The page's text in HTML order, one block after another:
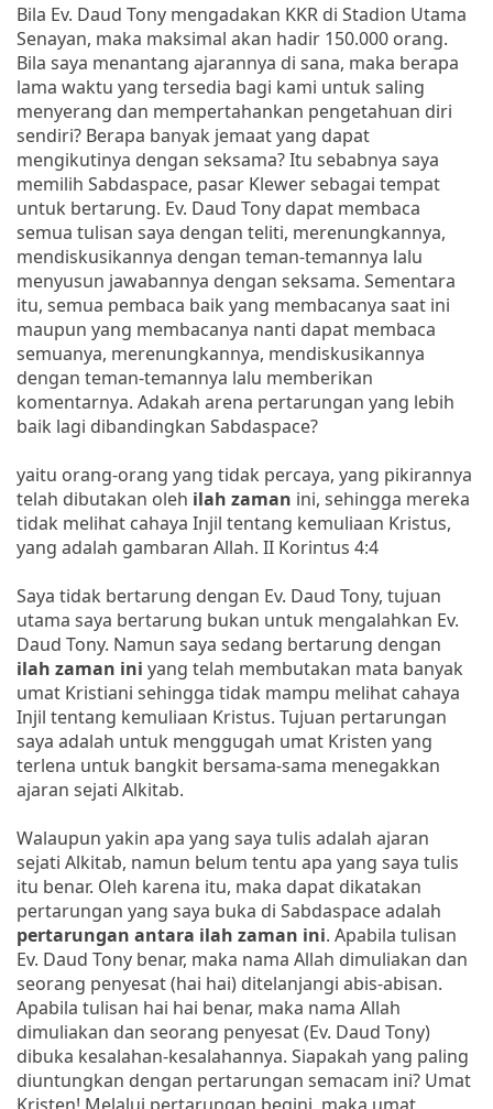
Bila Ev. Daud Tony mengadakan KKR di Stadion Utama
Senayan, maka maksimal akan hadir 150.000 orang.
Bila saya menantang ajarannya di sana, maka berapa
lama waktu yang tersedia bagi kami untuk saling
menyerang dan mempertahankan pengetahuan diri
sendiri? Berapa banyak jemaat yang dapat
mengikutinya dengan seksama? Itu sebabnya saya
memilih Sabdaspace, pasar Klewer sebagai tempat
untuk bertarung. Ev. Daud Tony dapat membaca
semua tulisan saya dengan teliti, merenungkannya,
mendiskusikannya dengan teman-temannya lalu
menyusun jawabannya dengan seksama. Sementara
itu, semua pembaca baik yang membacanya saat ini
maupun yang membacanya nanti dapat membaca
semuanya, merenungkannya, mendiskusikannya
dengan teman-temannya lalu memberikan
komentarnya. Adakah arena pertarungan yang lebih
baik lagi dibandingkan Sabdaspace?
yaitu orang-orang yang tidak percaya, yang pikirannya
telah dibutakan oleh ilah zaman ini, sehingga mereka
tidak melihat cahaya Injil tentang kemuliaan Kristus,
yang adalah gambaran Allah. II Korintus 4:4
Saya tidak bertarung dengan Ev. Daud Tony, tujuan
utama saya bertarung bukan untuk mengalahkan Ev.
Daud Tony. Namun saya sedang bertarung dengan
ilah zaman ini yang telah membutakan mata banyak
umat Kristiani sehingga tidak mampu melihat cahaya
Injil tentang kemuliaan Kristus. Tujuan pertarungan
saya adalah untuk menggugah umat Kristen yang
terlena untuk bangkit bersama-sama menegakkan
ajaran sejati Alkitab.
Walaupun yakin apa yang saya tulis adalah ajaran
sejati Alkitab, namun belum tentu apa yang saya tulis
itu benar. Oleh karena itu, maka dapat dikatakan
pertarungan yang saya buka di Sabdaspace adalah
pertarungan antara ilah zaman ini. Apabila tulisan
Ev. Daud Tony benar, maka nama Allah dimuliakan dan
seorang penyesat (hai hai) ditelanjangi abis-abisan.
Apabila tulisan hai hai benar, maka nama Allah
dimuliakan dan seorang penyesat (Ev. Daud Tony)
dibuka kesalahan-kesalahannya. Siapakah yang paling
diuntungkan dengan pertarungan semacam ini? Umat
Kristen! Melalui pertarungan begini, maka umat